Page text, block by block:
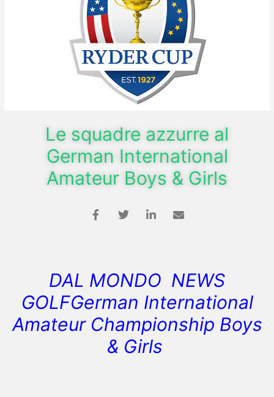
Le squadre azzurre al
German International
Amateur Boys & Girls
DAL MONDO NEWS
GOLFGerman International
Amateur Championship Boys
& Girls